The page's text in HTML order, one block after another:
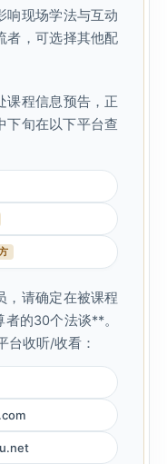
响现场学法与互动
者，可选择其他配
课程信息预告，正
下旬在以下平台查
，请确定在被课程
的30个法谈**。
台收听/收看：